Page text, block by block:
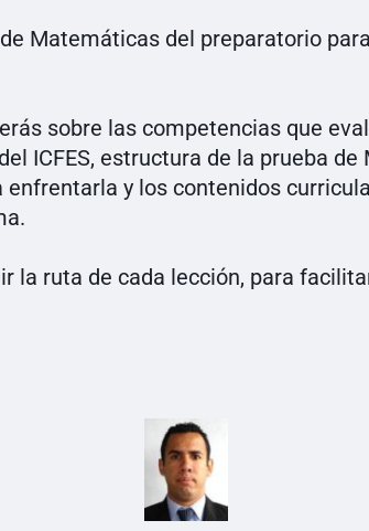
Matemáticas del preparatorio
sobre las competencias que
ICFES, estructura de la prueba de
y los contenidos
la ruta de cada lección, para